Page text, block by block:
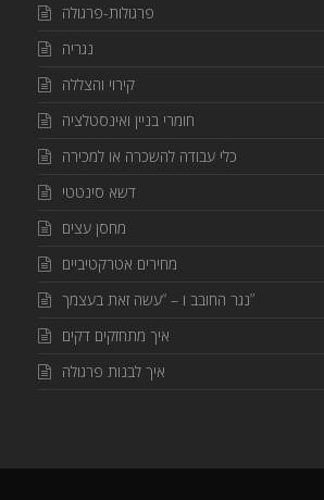
פרגולות-פרגולה
נגריה
קירוי והצללה
חומרי בניין ואינסטלציה
כלי עבודה להשכרה או למכירה
דשא סינטטי
מחסן עצים
מחירים אטרקטיביים
נגר החובב ו – “עשה זאת בעצמך”
איך מתחזקים דקים
איך לבנות פרגולה